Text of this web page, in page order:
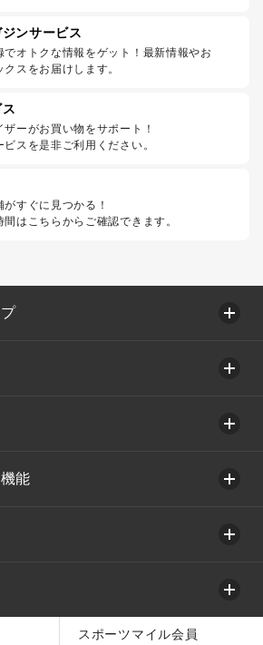
ンサービス
でオトクな情報をゲット！最新情報やお
スをお届けします。
ーがお買い物をサポート！
ビスを是非ご利用ください。
すぐに見つかる！
はこちらからご確認できます。
能
スポーツマイル会員